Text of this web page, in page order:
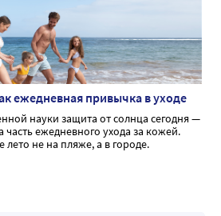
ежедневная привычка в уходе
науки защита от солнца сегодня —
часть ежедневного ухода за кожей.
не на пляже, а в городе.